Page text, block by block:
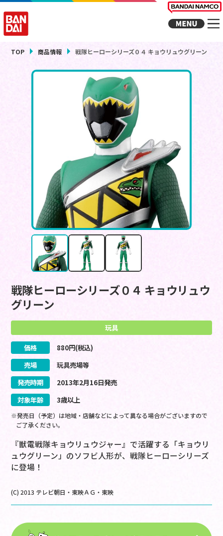
TOP 商品情報 戦隊ヒーローシリーズ０４ キョウリュウグリーン
戦隊ヒーローシリーズ０４ キョウリュウ
グリーン
玩具
価格 880円(税込)
売場
玩具売場等
発売時期
2013年2月16日発売
対象年齢
3歳以上
※発売日（予定）は地域・店舗などによって異なる場合がございますので
ご了承ください。
『獣電戦隊キョウリュウジャー』で活躍する「キョウリ
ュウグリーン」のソフビ人形が、戦隊ヒーローシリーズ
に登場！
(C) 2013 テレビ朝日・東映ＡＧ・東映